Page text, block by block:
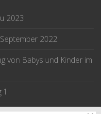
2023
2022
von Babys und Kinder im